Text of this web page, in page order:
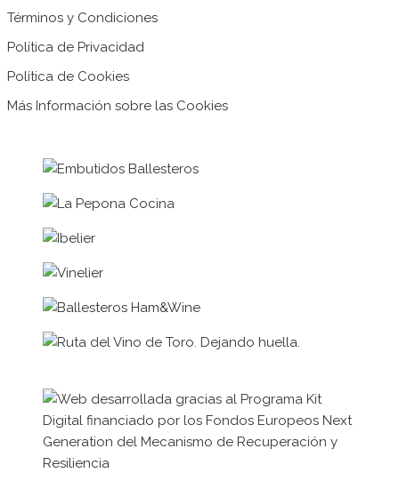
Términos y Condiciones
Política de Privacidad
Política de Cookies
Más Información sobre las Cookies